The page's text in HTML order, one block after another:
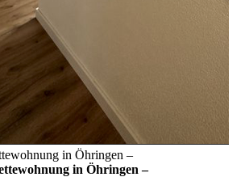
in Öhringen –
in Öhringen –